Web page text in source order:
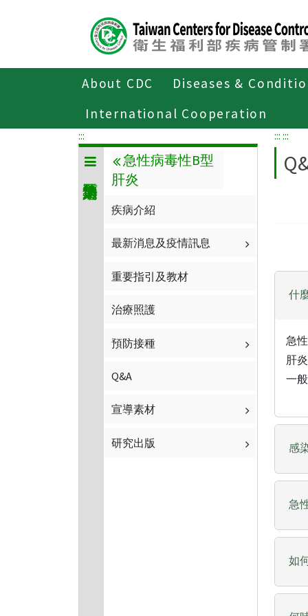
About CDC
Diseases &
International Cooperation
傳染病與防疫專題
:::
急性病毒性B型
肝炎
疾病介紹
最新消息及疫情訊息
重要指引及教材
治療照護
預防接種
Q&A
宣導素材
研究出版
::: :::
什
急
肝
一
感
急
如